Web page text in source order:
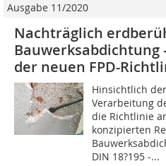
Ausgabe 11/2020
Nachträglich
Bauwerksabdichtung
der neuen FPD-
Hinsichtlich
Verarbeitung
die Richtlinie
konzipierten
DIN 18?195 -...